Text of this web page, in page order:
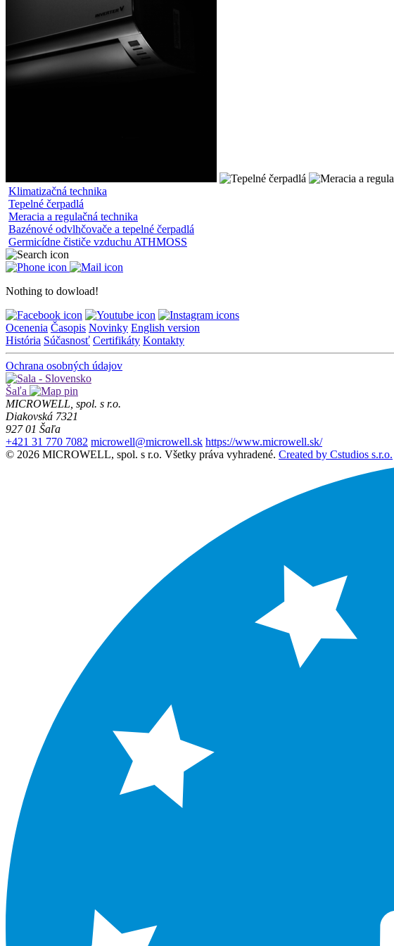
Klimatizačná technika
Tepelné čerpadlá
Meracia a regulačná technika
Bazénové odvlhčovače a tepelné čerpadlá
Germicídne čističe vzduchu ATHMOSS
Nothing to dowload!
Ocenenia Časopis Novinky English version
História Súčasnosť Certifikáty Kontakty
Ochrana osobných údajov
Šaľa
MICROWELL, spol. s r.o.
Diakovská 7321
927 01 Šaľa
+421 31 770 7082 microwell@microwell.sk https://www.microwell.sk/
© 2026 MICROWELL, spol. s r.o. Všetky práva vyhradené. Created by Cstudios s.r.o.